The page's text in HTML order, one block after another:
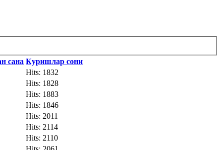
сана Куришлар сони
Hits: 1832
Hits: 1828
Hits: 1883
Hits: 1846
Hits: 2011
Hits: 2114
Hits: 2110